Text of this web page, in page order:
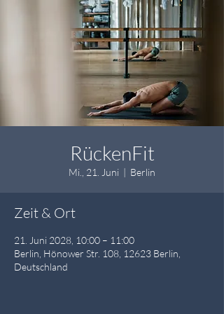
RückenFit
Mi., 21. Juni
  |
Berlin
Zeit & Ort
21. Juni 2028, 10:00 – 11:00
Berlin, Hönower Str. 108, 12623 Berlin,
Deutschland